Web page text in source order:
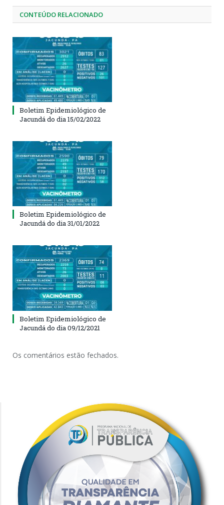
CONTEÚDO RELACIONADO
Boletim Epidemiológico de
Jacundá do dia 15/02/2022
Boletim Epidemiológico de
Jacundá do dia 31/01/2022
Boletim Epidemiológico de
Jacundá do dia 09/12/2021
Os comentários estão fechados.